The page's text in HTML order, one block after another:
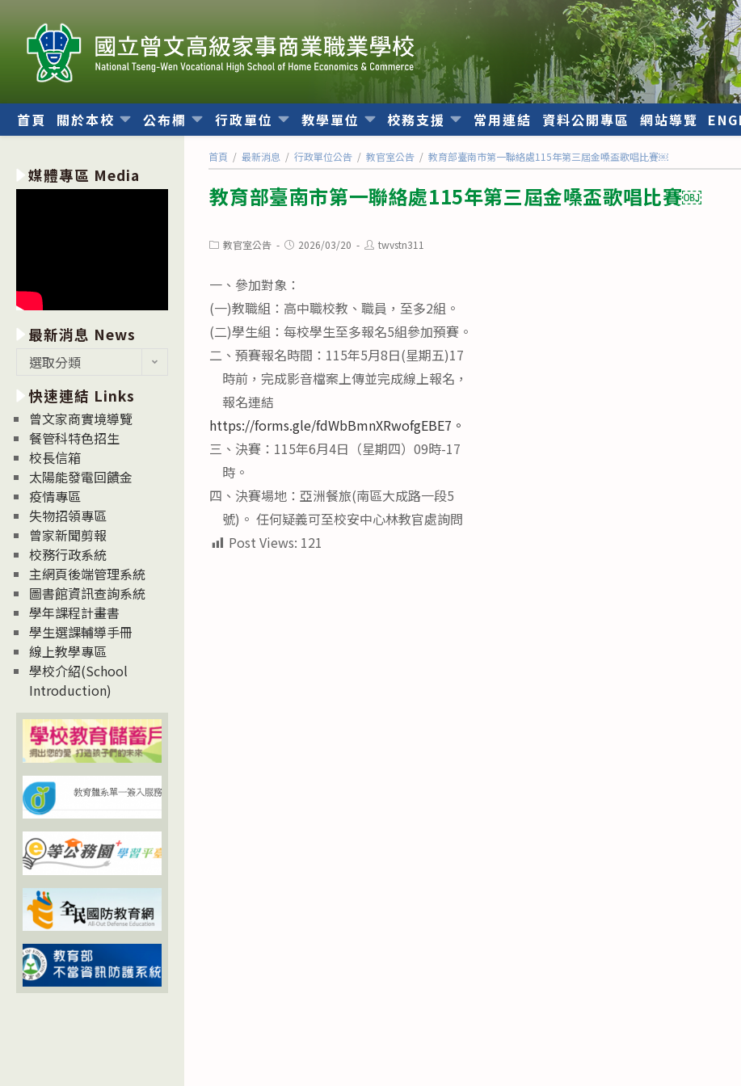
內
首頁 關於本校 公布欄 行政單位 教學單位 校務支援 常用連結 資料公開專區 網站導覽
首頁 / 最新消息 / 行政單位公告 / 教官室公告 / 教育部臺南市第一聯絡處115年第三屆金嗓盃歌唱比賽￼
教育部臺南市第一聯絡處115年第三屆金嗓盃歌唱比賽￼
Post教官室公告
Post2026/03/20
Posttwvstn311
一、參加對象：
(一)教職組：高中職校教、職員，至多2組。
(二)學生組：每校學生至多報名5組參加預賽。
二、預賽報名時間：115年5月8日(星期五)17
時前，完成影音檔案上傳並完成線上報名，
報名連結
https://forms.gle/fdWbBmnXRwofgEBE7。
三、決賽：115年6月4日（星期四）09時-17
時。
四、決賽場地：亞洲餐旅(南區大成路一段5
號)。 任何疑義可至校安中心林教官處詢問
Post Views: 121
媒體專區 Media
最新消息 News
消
息
News
選取分類
快速連結 Links
曾文家商實境導覽
餐管科特色招生
校長信箱
太陽能發電回饋金
疫情專區
失物招領專區
曾家新聞剪報
校務行政系統
主網頁後端管理系統
圖書館資訊查詢系統
學年課程計畫書
學生選課輔導手冊
線上教學專區
學校介紹(School
Introduction)